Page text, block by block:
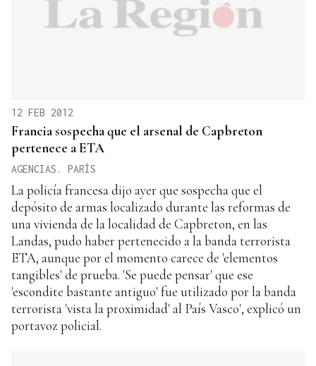
12 FEB 2012
Francia sospecha que el arsenal de Capbreton
pertenece a ETA
AGENCIAS. PARÍS
La policía francesa dijo ayer que sospecha que el
depósito de armas localizado durante las reformas de
una vivienda de la localidad de Capbreton, en las
Landas, pudo haber pertenecido a la banda terrorista
ETA, aunque por el momento carece de 'elementos
tangibles' de prueba. 'Se puede pensar' que ese
'escondite bastante antiguo' fue utilizado por la banda
terrorista 'vista la proximidad' al País Vasco', explicó un
portavoz policial.